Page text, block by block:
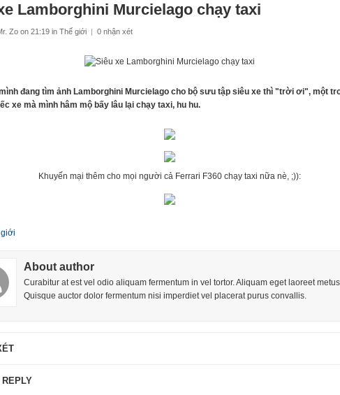
Lamborghini Murcielago chạy taxi
Zo on 21:19 in Thế giới | 0 nhận xét
đang tìm ảnh Lamborghini Murcielago cho bộ sưu tập siêu xe thì "trời ơi", một
xe mà mình hâm mộ bấy lâu lại chạy taxi, hu hu.
Khuyến mại thêm cho mọi người cả Ferrari F360 chạy taxi nữa nè, ;)):
About author
Curabitur at est vel odio aliquam fermentum in vel tortor. Aliquam eget laoreet
Quisque auctor dolor fermentum nisi imperdiet vel placerat purus convallis.